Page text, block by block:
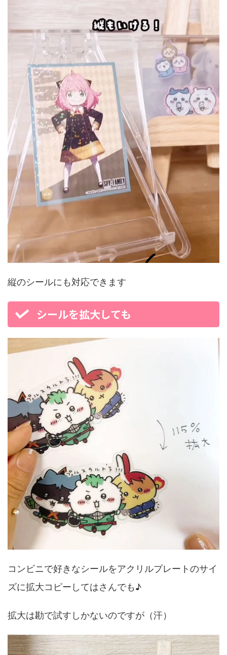
縦のシールにも対応できます
シールを拡大しても
コンビニで好きなシールをアクリルプレートのサイ
ズに拡大コピーしてはさんでも♪
拡大は勘で試すしかないのですが（汗）